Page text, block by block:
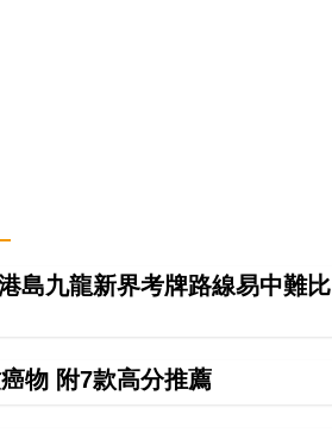
島九龍新界考牌路線易中難比
物 附7款高分推薦